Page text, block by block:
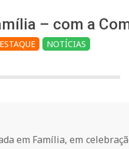
– com a
NOTÍCIAS
em Família, em